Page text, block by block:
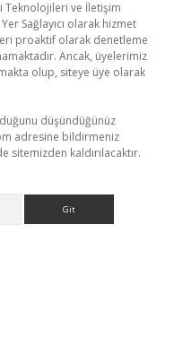
Teknolojileri ve İletişim
Sağlayıcı olarak hizmet
proaktif olarak denetleme
Ancak, üyelerimiz
olup, siteye üye olarak
düşündüğünüz
adresine bildirmeniz
sitemizden kaldırılacaktır.